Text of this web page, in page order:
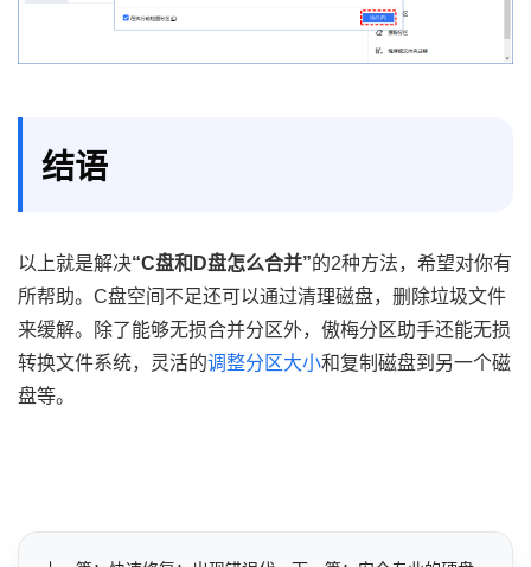
结语
以上就是解决“C盘和D盘怎么合并”的2种方法，希望对你有
所帮助。C盘空间不足还可以通过清理磁盘，删除垃圾文件
来缓解。除了能够无损合并分区外，傲梅分区助手还能无损
转换文件系统，灵活的调整分区大小和复制磁盘到另一个磁
盘等。